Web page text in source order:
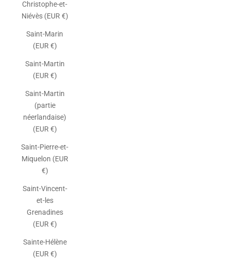
Christophe-et-
Niévès (EUR €)
Saint-Marin
(EUR €)
Saint-Martin
(EUR €)
Saint-Martin
(partie
néerlandaise)
(EUR €)
Saint-Pierre-et-
Miquelon (EUR
€)
Saint-Vincent-
et-les
Grenadines
(EUR €)
Sainte-Hélène
(EUR €)